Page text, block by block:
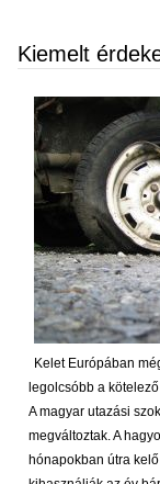
Kiemelt
Kelet Európában
legolcsóbb a kötelező
A magyar utazási
megváltoztak. A
hónapokban útra